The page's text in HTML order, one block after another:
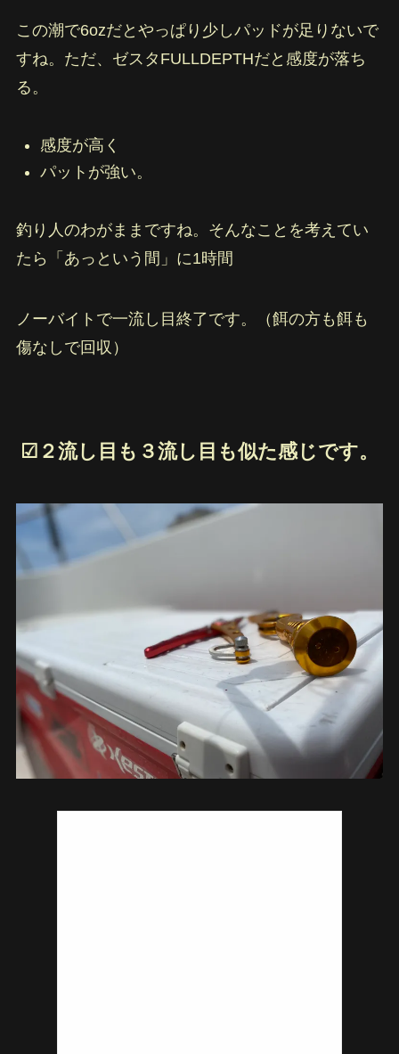
この潮で6ozだとやっぱり少しパッドが足りないで
すね。ただ、ゼスタFULLDEPTHだと感度が落ち
る。
感度が高く
パットが強い。
釣り人のわがままですね。そんなことを考えてい
たら「あっという間」に1時間
ノーバイトで一流し目終了です。（餌の方も餌も
傷なしで回収）
☑︎２流し目も３流し目も似た感じです。